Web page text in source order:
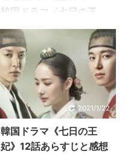
人が続出のドラマです！
韓国ドラマ《七日の王
妃》16話のあらすじ 15
話では… ヨク（ヨン・ウ
ジン）は先王の遺言を退
け、燕山君（イ・ドンゴ
ン）に王位を譲ることを
選びます。 そしてチェギ
ョン（パク・ミニョン）
韓国ドラマ《七日の王
想を交えながらお伝えし
ています。 パク・ミニョ
ン、ヨン・ウジン、イ・
ドンゴン共演の王宮ロマ
ンス大作《七日の王妃》
は、実話をモチーフに、
2人の王に愛され7日間だ
け王妃の座につき、廃妃
2021/1/22
韓国ドラマ《七日の王
妃》12話あらすじと感想